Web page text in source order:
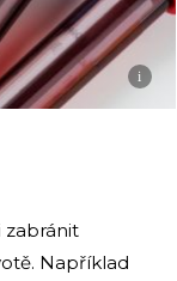
i
Například